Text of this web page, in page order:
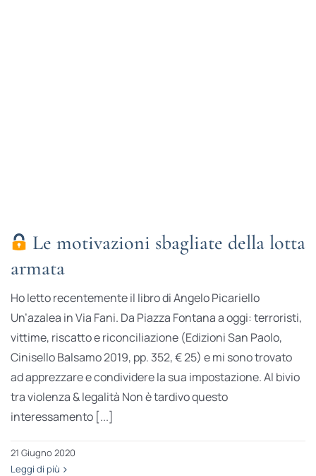
Le motivazioni sbagliate della lotta
armata
Ho letto recentemente il libro di Angelo Picariello
Un’azalea in Via Fani. Da Piazza Fontana a oggi: terroristi,
vittime, riscatto e riconciliazione (Edizioni San Paolo,
Cinisello Balsamo 2019, pp. 352, € 25) e mi sono trovato
ad apprezzare e condividere la sua impostazione. Al bivio
tra violenza & legalità Non è tardivo questo
interessamento [...]
21 Giugno 2020
Leggi di più